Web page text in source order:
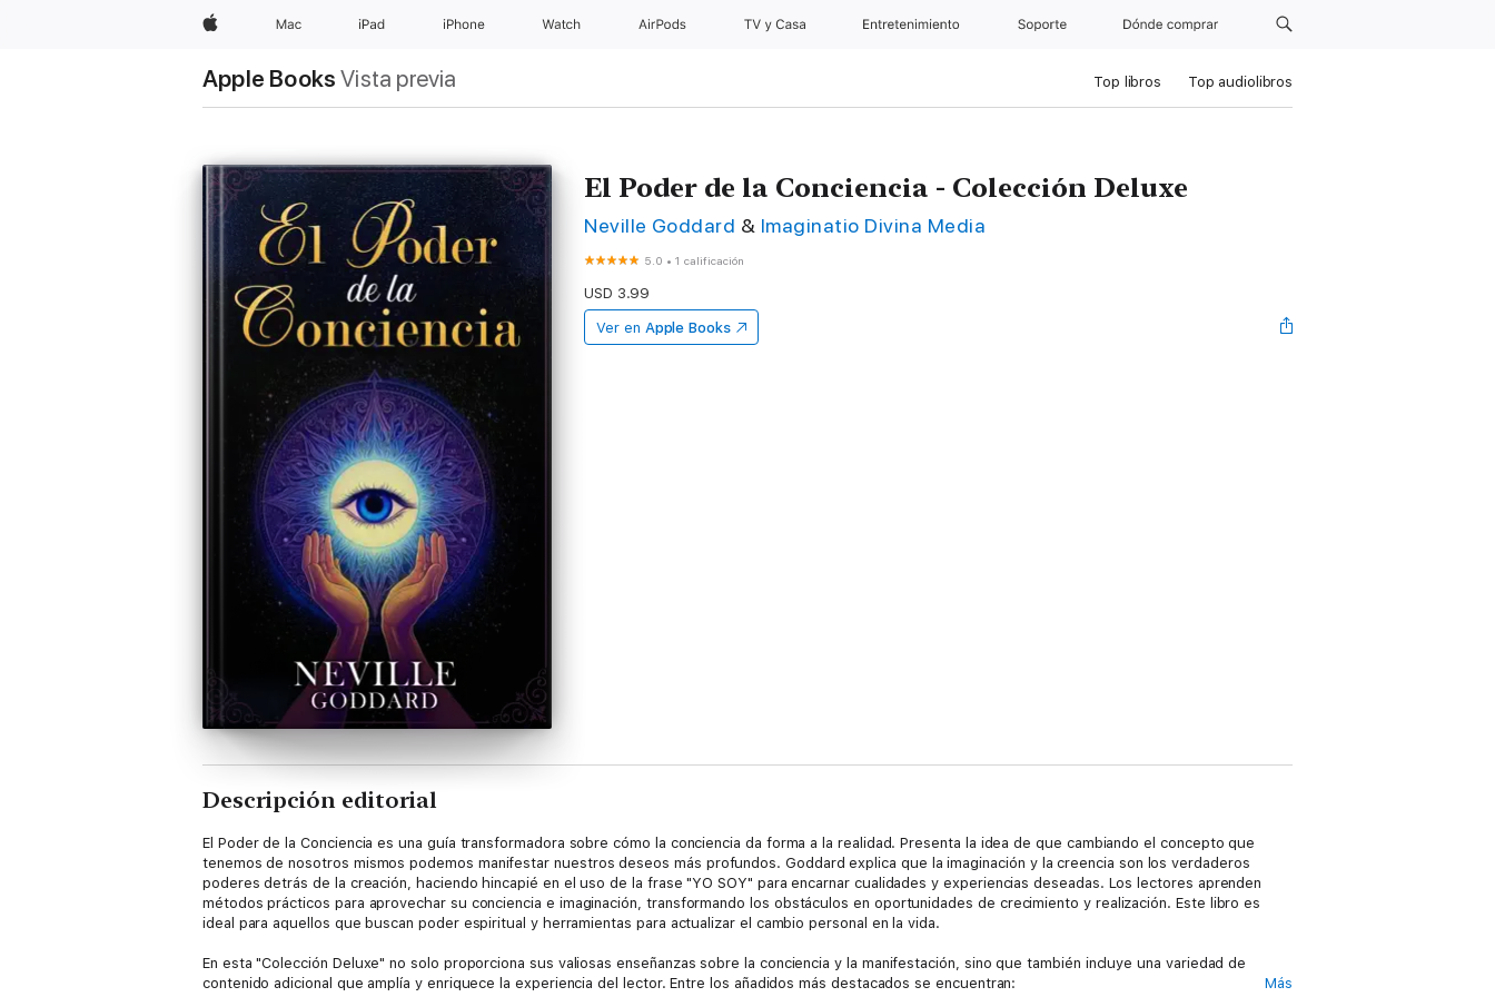
Apple Mac iPad iPhone Watch AirPods TV y Casa Entretenimiento Soporte Dónde comprar
Apple Books Vista previa Top libros Top audiolibros
El Poder de la Conciencia - Colección Deluxe
Neville Goddard & Imaginatio Divina Media
5.0 •1 calificación
USD 3.99
Ver en Apple Books
Descripción editorial
El Poder de la Conciencia es una guía transformadora sobre cómo la conciencia da forma a la realidad. Presenta la idea de que cambiando el concepto que
tenemos de nosotros mismos podemos manifestar nuestros deseos más profundos. Goddard explica que la imaginación y la creencia son los verdaderos
poderes detrás de la creación, haciendo hincapié en el uso de la frase "YO SOY" para encarnar cualidades y experiencias deseadas. Los lectores aprenden
métodos prácticos para aprovechar su conciencia e imaginación, transformando los obstáculos en oportunidades de crecimiento y realización. Este libro es
ideal para aquellos que buscan poder espiritual y herramientas para actualizar el cambio personal en la vida.
En esta "Colección Deluxe" no solo proporciona sus valiosas enseñanzas sobre la conciencia y la manifestación, sino que también incluye una variedad de
contenido adicional que amplía y enriquece la experiencia del lector. Entre los añadidos más destacados se encuentran:
Más